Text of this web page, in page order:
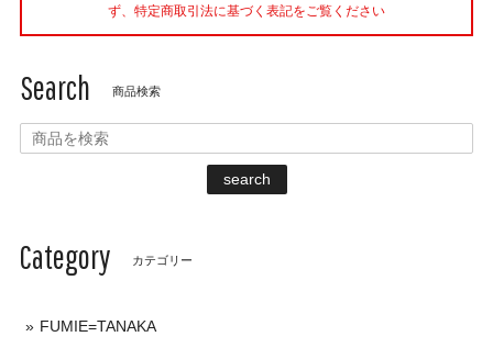
ず、特定商取引法に基づく表記をご覧ください
Search 商品検索
search
Category カテゴリー
FUMIE=TANAKA